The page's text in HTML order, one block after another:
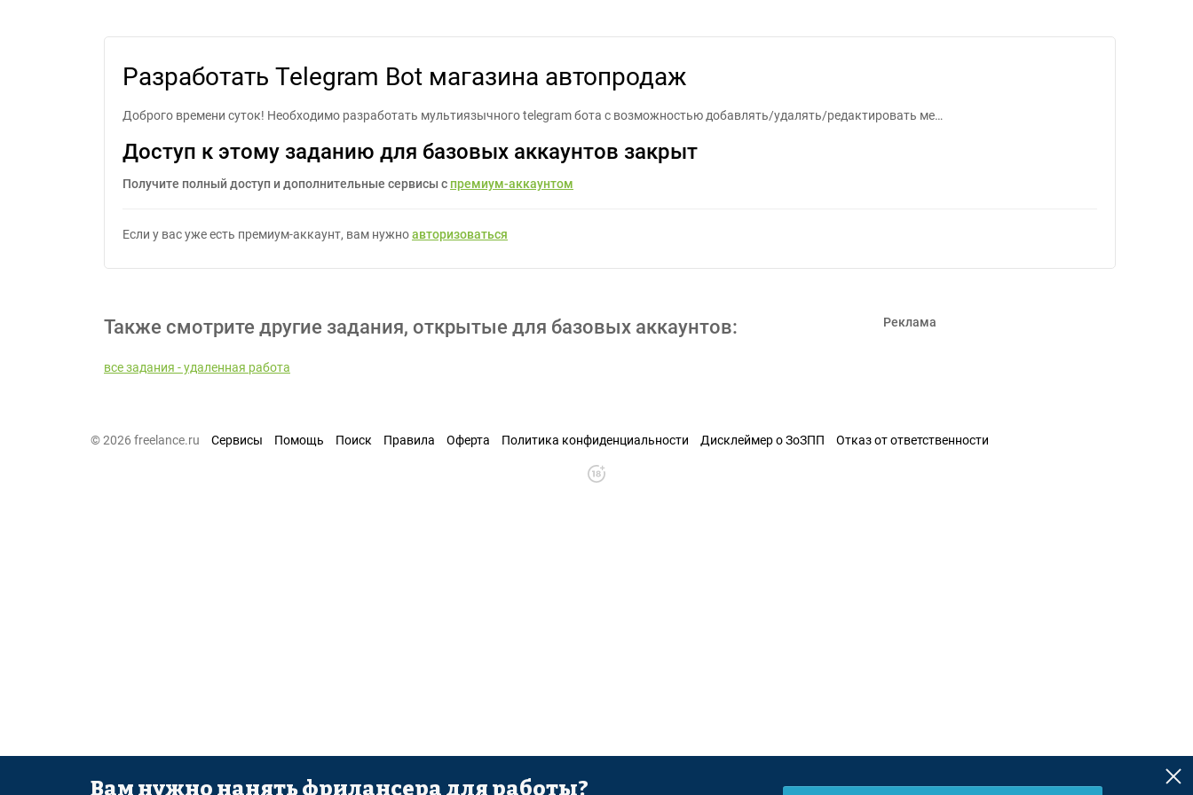
Разработать Telegram Bot магазина автопродаж
Доброго времени суток! Необходимо разработать мультиязычного telegram бота с возможностью добавлять/удалять/редактировать ме…
Доступ к этому заданию для базовых аккаунтов закрыт
Получите полный доступ и дополнительные сервисы с премиум-аккаунтом
Если у вас уже есть премиум-аккаунт, вам нужноавторизоваться
Также смотрите другие задания, открытые для базовых аккаунтов:
все задания - удаленная работа
Реклама
© 2026 freelance.ru Сервисы Помощь Поиск Правила Оферта Политика конфиденциальности Дисклеймер о ЗоЗПП Отказ от ответственности
Вам нужно нанять фрилансера для работы?